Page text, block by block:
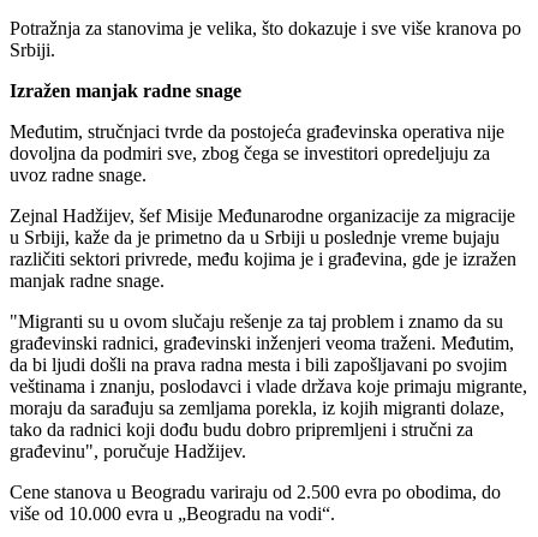
Potražnja za stanovima je velika, što dokazuje i sve više kranova po
Srbiji.
Izražen manjak radne snage
Međutim, stručnjaci tvrde da postojeća građevinska operativa nije
dovoljna da podmiri sve, zbog čega se investitori opredeljuju za
uvoz radne snage.
Zejnal Hadžijev, šef Misije Međunarodne organizacije za migracije
u Srbiji, kaže da je primetno da u Srbiji u poslednje vreme bujaju
različiti sektori privrede, među kojima je i građevina, gde je izražen
manjak radne snage.
"Migranti su u ovom slučaju rešenje za taj problem i znamo da su
građevinski radnici, građevinski inženjeri veoma traženi. Međutim,
da bi ljudi došli na prava radna mesta i bili zapošljavani po svojim
veštinama i znanju, poslodavci i vlade država koje primaju migrante,
moraju da sarađuju sa zemljama porekla, iz kojih migranti dolaze,
tako da radnici koji dođu budu dobro pripremljeni i stručni za
građevinu", poručuje Hadžijev.
Cene stanova u Beogradu variraju od 2.500 evra po obodima, do
više od 10.000 evra u „Beogradu na vodi“.